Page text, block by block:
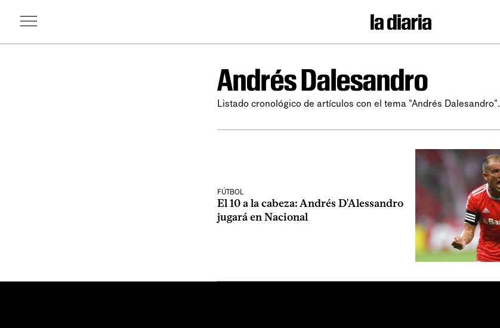
Andrés Dalesandro
Listado cronológico de artículos con el tema "Andrés Dalesandro".
FÚTBOL
El 10 a la cabeza: Andrés D'Alessandro
jugará en Nacional